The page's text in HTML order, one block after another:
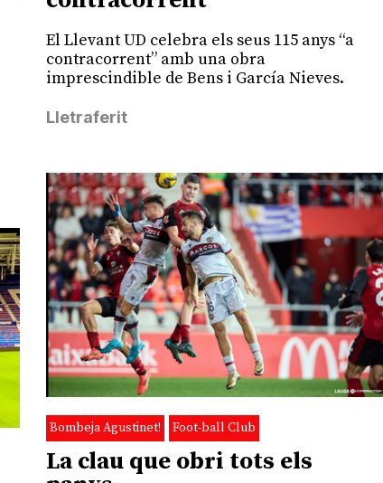
El Llevant UD celebra els seus 115 anys “a
contracorrent” amb una obra
imprescindible de Bens i García Nieves.
Lletraferit
Bombeja Agustinet! Foot-ball Club
La clau que obri tots els